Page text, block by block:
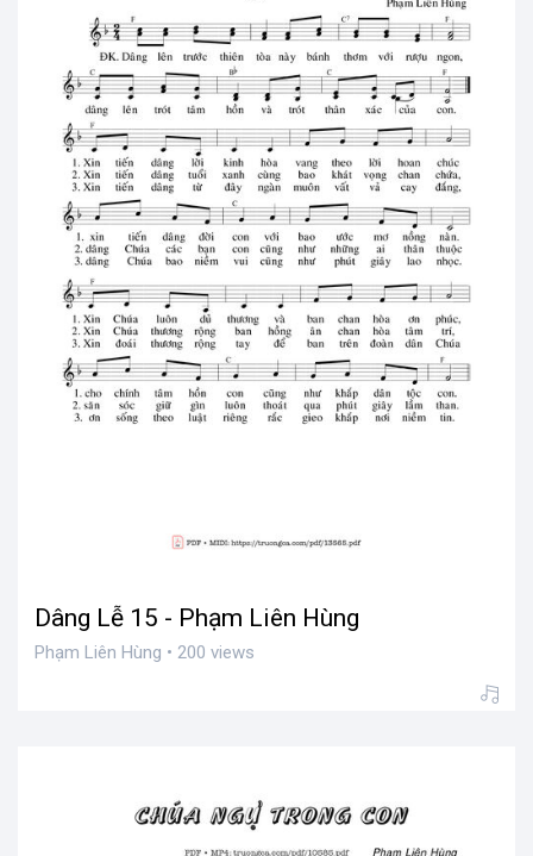
Dâng Lễ 15 - Phạm Liên Hùng
Phạm Liên Hùng • 200 views